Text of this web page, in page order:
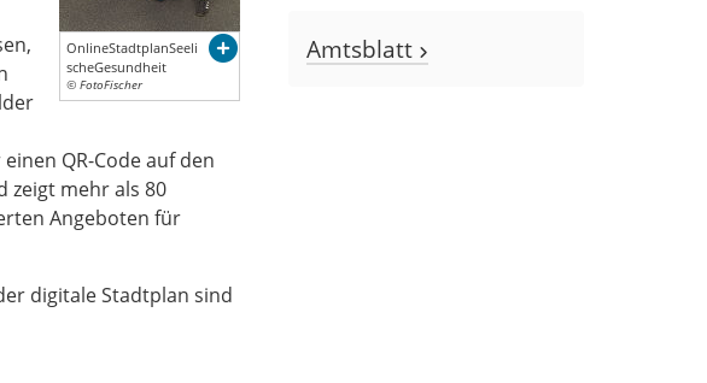
OnlineStadtplanSeeli
scheGesundheit
© FotoFischer
QR-Code auf den
zeigt mehr als 80
Angeboten für
digitale Stadtplan sind
Amtsblatt